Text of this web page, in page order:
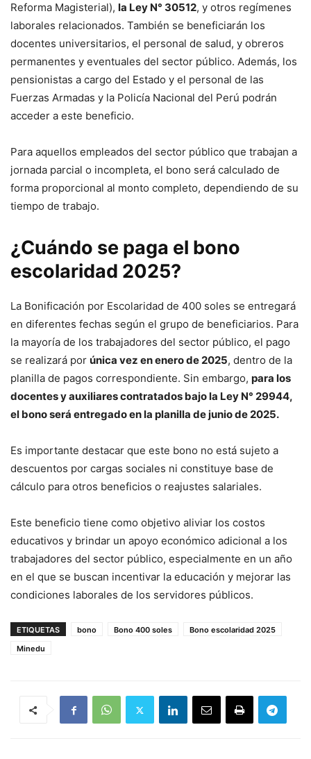
Reforma Magisterial), la Ley N° 30512, y otros regímenes
laborales relacionados. También se beneficiarán los
docentes universitarios, el personal de salud, y obreros
permanentes y eventuales del sector público. Además, los
pensionistas a cargo del Estado y el personal de las
Fuerzas Armadas y la Policía Nacional del Perú podrán
acceder a este beneficio.
Para aquellos empleados del sector público que trabajan a
jornada parcial o incompleta, el bono será calculado de
forma proporcional al monto completo, dependiendo de su
tiempo de trabajo.
¿Cuándo se paga el bono
escolaridad 2025?
La Bonificación por Escolaridad de 400 soles se entregará
en diferentes fechas según el grupo de beneficiarios. Para
la mayoría de los trabajadores del sector público, el pago
se realizará por única vez en enero de 2025, dentro de la
planilla de pagos correspondiente. Sin embargo, para los
docentes y auxiliares contratados bajo la Ley N° 29944,
el bono será entregado en la planilla de junio de 2025.
Es importante destacar que este bono no está sujeto a
descuentos por cargas sociales ni constituye base de
cálculo para otros beneficios o reajustes salariales.
Este beneficio tiene como objetivo aliviar los costos
educativos y brindar un apoyo económico adicional a los
trabajadores del sector público, especialmente en un año
en el que se buscan incentivar la educación y mejorar las
condiciones laborales de los servidores públicos.
ETIQUETAS bono Bono 400 soles
Bono escolaridad 2025
Minedu